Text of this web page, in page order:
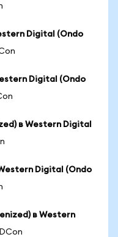
Digital (Ondo
Digital (Ondo
в Western Digital
Digital (Ondo
в Western